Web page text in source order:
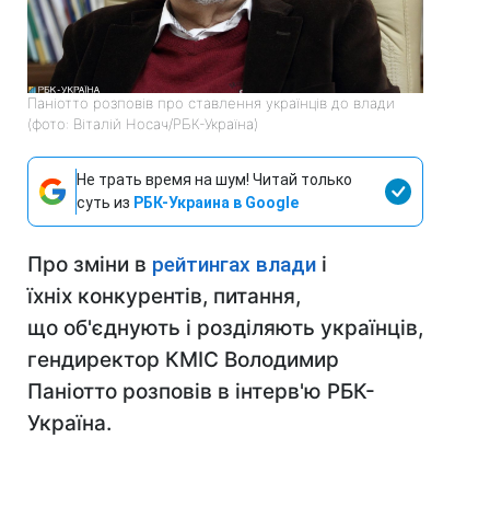
Паніотто розповів про ставлення українців до влади
(фото: Віталій Носач/РБК-Україна)
Не трать время на шум! Читай только
суть из РБК-Украина в Google
Про зміни в рейтингах влади і
їхніх конкурентів, питання,
що об'єднують і розділяють українців,
гендиректор КМІС Володимир
Паніотто розповів в інтерв'ю РБК-
Україна.